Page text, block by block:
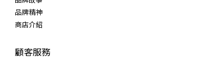
品牌精神
商店介紹
顧客服務